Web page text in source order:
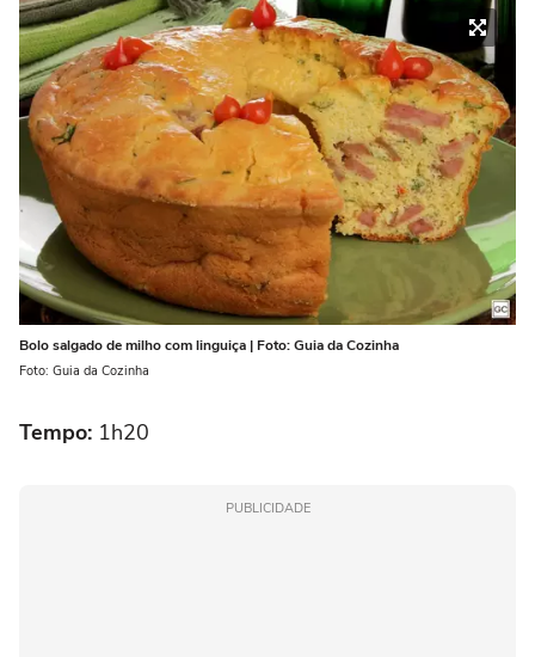
Bolo salgado de milho com linguiça | Foto: Guia da Cozinha
Foto: Guia da Cozinha
Tempo: 1h20
PUBLICIDADE